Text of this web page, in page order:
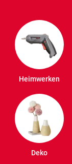
Heimwerken
Deko